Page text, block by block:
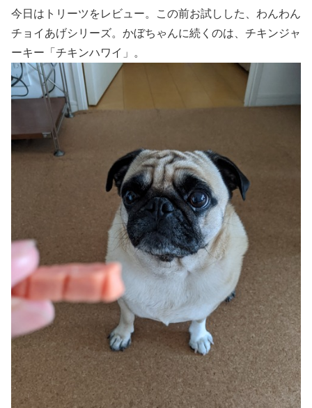
今日はトリーツをレビュー。この前お試しした、わんわん
チョイあげシリーズ。かぼちゃんに続くのは、チキンジャ
ーキー「チキンハワイ」。